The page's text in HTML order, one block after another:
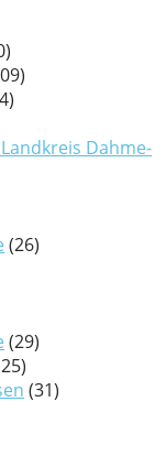
Dahme-
(26)
(29)
(31)